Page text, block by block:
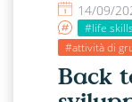
14/09/
#life skills
#attività di
Back